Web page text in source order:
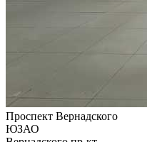
Проспект Вернадского
ЮЗАО